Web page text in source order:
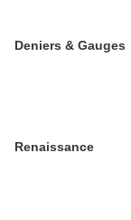
Deniers & Gauges
Renaissance